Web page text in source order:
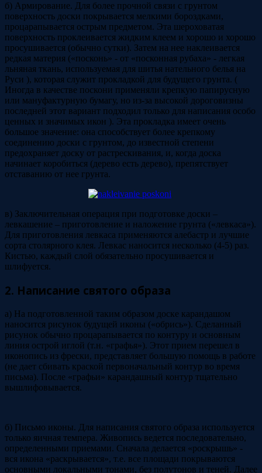
б) Армирование. Для более прочной связи с грунтом
поверхность доски покрывается мелкими бороздками,
процарапывается острым предметом. Эта шероховатая
поверхность проклеивается жидким клеем и хорошо и хорошо
просушивается (обычно сутки). Затем на нее наклеивается
редкая материя («посконь» - от «посконная рубаха» - легкая
льняная ткань, используемая для шитья нательного белья на
Руси ), которая служит прокладкой для будущего грунта. (
Иногда в качестве поскони применяли крепкую папирусную
или мануфактурную бумагу, но из-за высокой дороговизны
последней этот вариант подходил только для написания особо
ценных и значимых икон ). Эта прокладка имеет очень
большое значение: она способствует более крепкому
соединению доски с грунтом, до известной степени
предохраняет доску от растрескивания, и, когда доска
начинает коробиться (дерево есть дерево), препятствует
отставанию от нее грунта.
в) Заключительная операция при подготовке доски –
левкашение – приготовление и наложение грунта («левкаса»).
Для приготовления левкаса применяются алебастр и лучшие
сорта столярного клея. Левкас наносится несколько (4-5) раз.
Кистью, каждый слой обязательно просушивается и
шлифуется.
2. Написание святого образа
а) На подготовленной таким образом доске карандашом
наносится рисунок будущей иконы («обрись»). Сделанный
рисунок обычно процарапывается по контуру и основным
линия острой иглой (т.н. «графья»). Этот прием перешел в
иконопись из фрески, представляет большую помощь в работе
(не дает сбивать краской первоначальный контур во время
письма). После «графьи» карандашный контур тщательно
вышлифовывается.
б) Письмо иконы. Для написания святого образа используется
только яичная темпера. Живопись ведется последовательно,
определенными приемами. Сначала делается «роскрышь» -
вся икона «раскрывается», т.е. все площади покрываются
основными локальными тонами, без полутонов и теней. Далее